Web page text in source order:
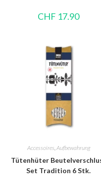
CHF 17.90
Accessoires Aufbewahrung
Tütenhüter
Set Tradition 6 Stk.